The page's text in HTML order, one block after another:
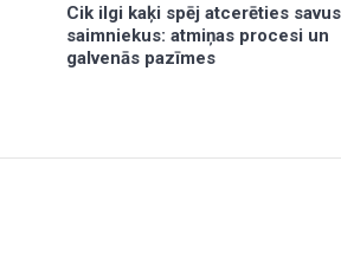
Cik ilgi kaķi spēj atcerēties savus
saimniekus: atmiņas procesi un
galvenās pazīmes